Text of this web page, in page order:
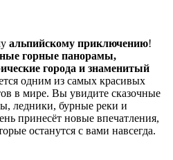
альпийскому приключению!
горные панорамы,
города и знаменитый
одним из самых красивых
в мире. Вы увидите сказочные
ледники, бурные реки и
принесёт новые впечатления,
останутся с вами навсегда.